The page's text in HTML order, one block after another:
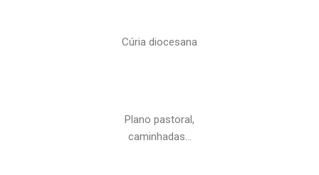
Cúria diocesana
Plano pastoral,
caminhadas…